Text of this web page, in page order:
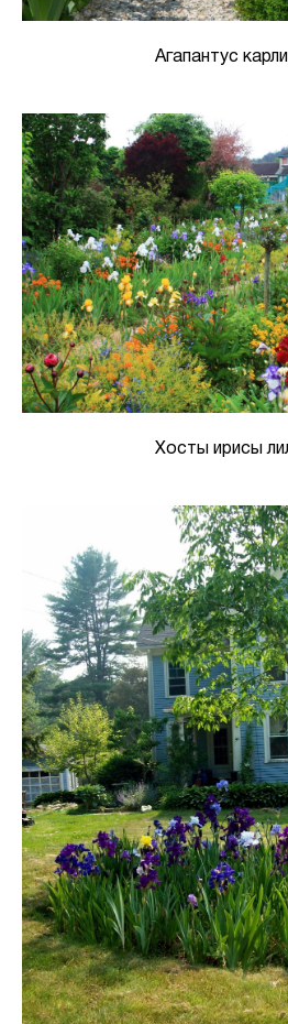
Агапантус
Хосты ирисы